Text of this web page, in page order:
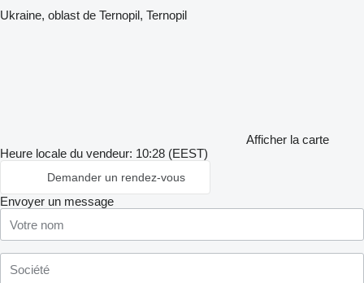
Ukraine, oblast de Ternopil, Ternopil
Afficher la carte
Heure locale du vendeur: 10:28 (EEST)
Demander un rendez-vous
Envoyer un message